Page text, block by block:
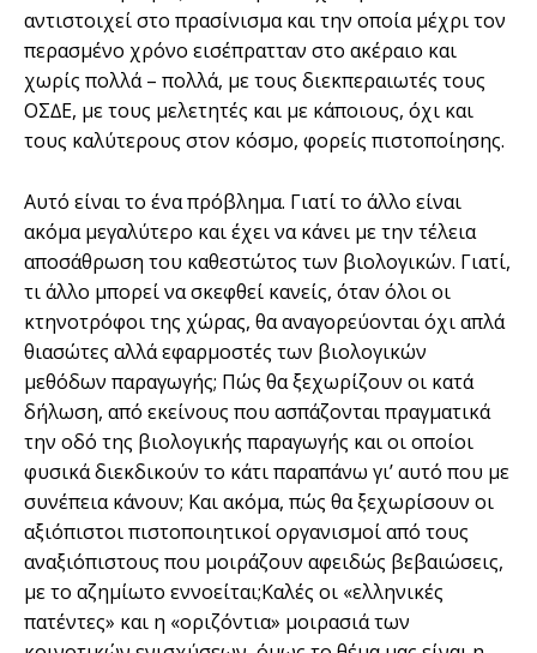
αντιστοιχεί στο πρασίνισµα και την οποία µέχρι τον
περασµένο χρόνο εισέπρατταν στο ακέραιο και
χωρίς πολλά – πολλά, µε τους διεκπεραιωτές τους
ΟΣ∆Ε, µε τους µελετητές και µε κάποιους, όχι και
τους καλύτερους στον κόσµο, φορείς πιστοποίησης.
Αυτό είναι το ένα πρόβληµα. Γιατί το άλλο είναι
ακόµα µεγαλύτερο και έχει να κάνει µε την τέλεια
αποσάθρωση του καθεστώτος των βιολογικών. Γιατί,
τι άλλο µπορεί να σκεφθεί κανείς, όταν όλοι οι
κτηνοτρόφοι της χώρας, θα αναγορεύονται όχι απλά
θιασώτες αλλά εφαρµοστές των βιολογικών
µεθόδων παραγωγής; Πώς θα ξεχωρίζουν οι κατά
δήλωση, από εκείνους που ασπάζονται πραγµατικά
την οδό της βιολογικής παραγωγής και οι οποίοι
φυσικά διεκδικούν το κάτι παραπάνω γι’ αυτό που µε
συνέπεια κάνουν; Και ακόµα, πώς θα ξεχωρίσουν οι
αξιόπιστοι πιστοποιητικοί οργανισµοί από τους
αναξιόπιστους που µοιράζουν αφειδώς βεβαιώσεις,
µε το αζηµίωτο εννοείται;Καλές οι «ελληνικές
πατέντες» και η «οριζόντια» µοιρασιά των